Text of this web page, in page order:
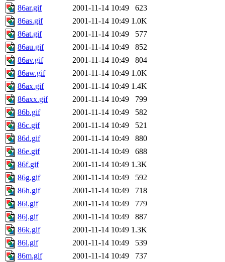
86ar.gif
2001-11-14 10:49
623
86as.gif
2001-11-14 10:49 1.0K
86at.gif
2001-11-14 10:49
577
86au.gif
2001-11-14 10:49
852
86av.gif
2001-11-14 10:49
804
86aw.gif
2001-11-14 10:49 1.0K
86ax.gif
2001-11-14 10:49 1.4K
86axx.gif
2001-11-14 10:49
799
86b.gif
2001-11-14 10:49
582
86c.gif
2001-11-14 10:49
521
86d.gif
2001-11-14 10:49
880
86e.gif
2001-11-14 10:49
688
86f.gif
2001-11-14 10:49 1.3K
86g.gif
2001-11-14 10:49
592
86h.gif
2001-11-14 10:49
718
86i.gif
2001-11-14 10:49
779
86j.gif
2001-11-14 10:49
887
86k.gif
2001-11-14 10:49 1.3K
86l.gif
2001-11-14 10:49
539
86m.gif
2001-11-14 10:49 737